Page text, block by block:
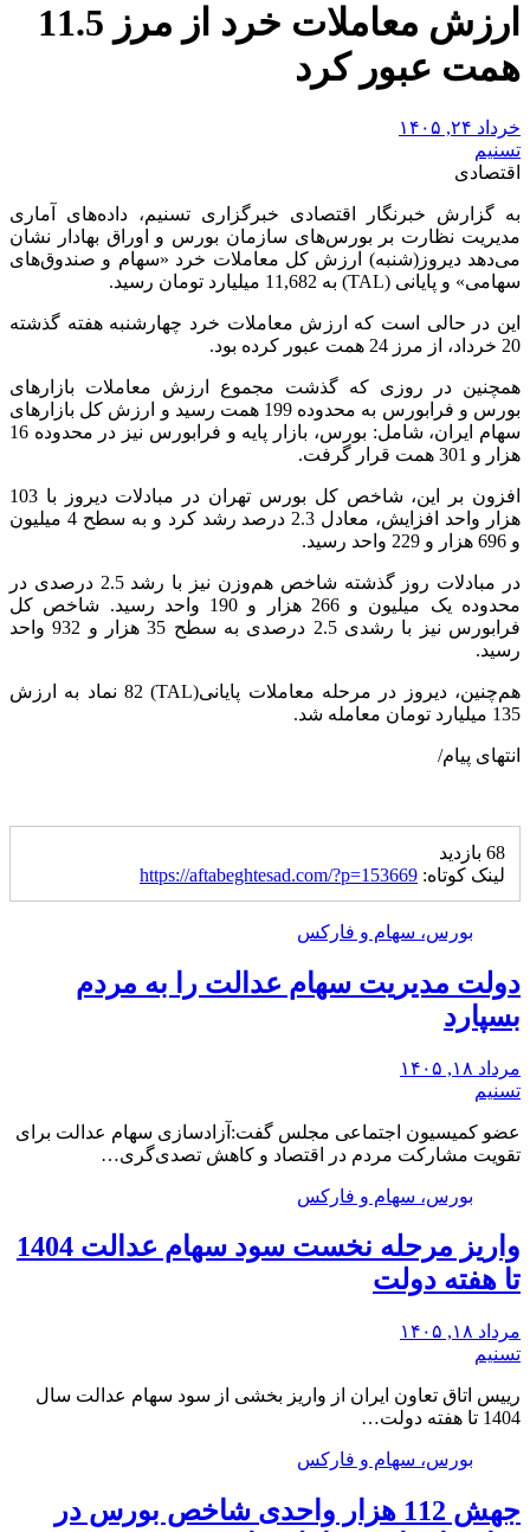
ارزش معاملات خرد از مرز 11.5
همت عبور کرد
خرداد ۲۴, ۱۴۰۵
تسنیم
اقتصادی
به گزارش خبرنگار اقتصادی خبرگزاری تسنیم، داده‌های آماری
مدیریت نظارت بر بورس‌های سازمان بورس و اوراق بهادار نشان
می‌دهد دیروز(شنبه) ارزش کل معاملات خرد «سهام و صندوق‌های
سهامی» و پایانی (TAL) به 11,682 میلیارد تومان رسید.
این در حالی است که ارزش معاملات خرد چهارشنبه هفته گذشته
20 خرداد، از مرز 24 همت عبور کرده بود.
همچنین در روزی که گذشت مجموع ارزش معاملات بازارهای
بورس و فرابورس به محدوده 199 همت رسید و ارزش کل بازارهای
سهام ایران، شامل: بورس، بازار پایه و فرابورس نیز در محدوده 16
هزار و 301 همت قرار گرفت.
افزون بر این، شاخص کل بورس تهران در مبادلات دیروز با 103
هزار واحد افزایش، معادل 2.3 درصد رشد کرد و به سطح 4 میلیون
و 696 هزار و 229 واحد رسید.
در مبادلات روز گذشته شاخص هم‌وزن نیز با رشد 2.5 درصدی در
محدوده یک میلیون و 266 هزار و 190 واحد رسید. شاخص کل
فرابورس نیز با رشدی 2.5 درصدی به سطح 35 هزار و 932 واحد
رسید.
هم‌چنین، دیروز در مرحله معاملات پایانی(TAL) 82 نماد به ارزش
135 میلیارد تومان معامله شد.
انتهای پیام/
68 بازدید
لینک کوتاه: https://aftabeghtesad.com/?p=153669
بورس، سهام و فارکس
دولت مدیریت سهام عدالت را به مردم
بسپارد
مرداد ۱۸, ۱۴۰۵
تسنیم
عضو کمیسیون اجتماعی مجلس گفت:آزادسازی سهام عدالت برای
تقویت مشارکت مردم در اقتصاد و کاهش تصدی‌گری…
بورس، سهام و فارکس
واریز مرحله نخست سود سهام عدالت 1404
تا هفته دولت
مرداد ۱۸, ۱۴۰۵
تسنیم
رییس اتاق تعاون ایران از واریز بخشی از سود سهام عدالت سال
1404 تا هفته دولت…
بورس، سهام و فارکس
جهش 112 هزار واحدی شاخص بورس در